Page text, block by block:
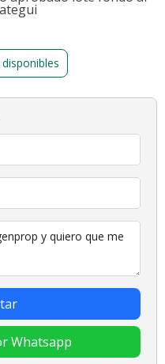
al cumplimiento por
por la Resolución General
Whatsapp